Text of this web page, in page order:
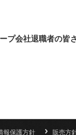
プ会社退職者の皆
報保護方針 販売方